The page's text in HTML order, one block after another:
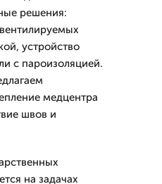
решения:
устройство
с пароизоляцией.
медцентра
швов и
на задачах